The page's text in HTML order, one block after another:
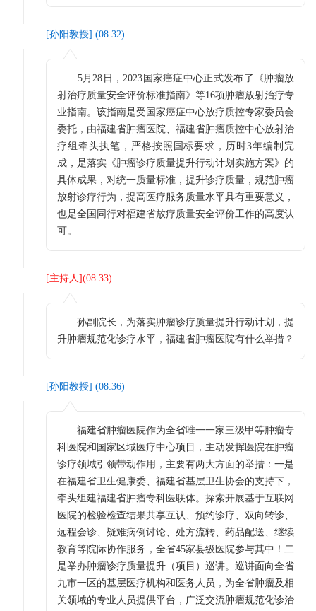
[孙阳教授] (08:32)
5月28日，2023国家癌症中心正式发布了《肿瘤放
射治疗质量安全评价标准指南》等16项肿瘤放射治疗专
业指南。该指南是受国家癌症中心放疗质控专家委员会
委托，由福建省肿瘤医院、福建省肿瘤质控中心放射治
疗组牵头执笔，严格按照国标要求，历时3年编制完
成，是落实《肿瘤诊疗质量提升行动计划实施方案》的
具体成果，对统一质量标准，提升诊疗质量，规范肿瘤
放射诊疗行为，提高医疗服务质量水平具有重要意义，
也是全国同行对福建省放疗质量安全评价工作的高度认
可。
[主持人](08:33)
孙副院长，为落实肿瘤诊疗质量提升行动计划，提
升肿瘤规范化诊疗水平，福建省肿瘤医院有什么举措？
[孙阳教授] (08:36)
福建省肿瘤医院作为全省唯一一家三级甲等肿瘤专
科医院和国家区域医疗中心项目，主动发挥医院在肿瘤
诊疗领域引领带动作用，主要有两大方面的举措：一是
在福建省卫生健康委、福建省基层卫生协会的支持下，
牵头组建福建省肿瘤专科医联体。探索开展基于互联网
医院的检验检查结果共享互认、预约诊疗、双向转诊、
远程会诊、疑难病例讨论、处方流转、药品配送、继续
教育等院际协作服务，全省45家县级医院参与其中！二
是举办肿瘤诊疗质量提升（项目）巡讲。巡讲面向全省
九市一区的基层医疗机构和医务人员，为全省肿瘤及相
关领域的专业人员提供平台，广泛交流肿瘤规范化诊治